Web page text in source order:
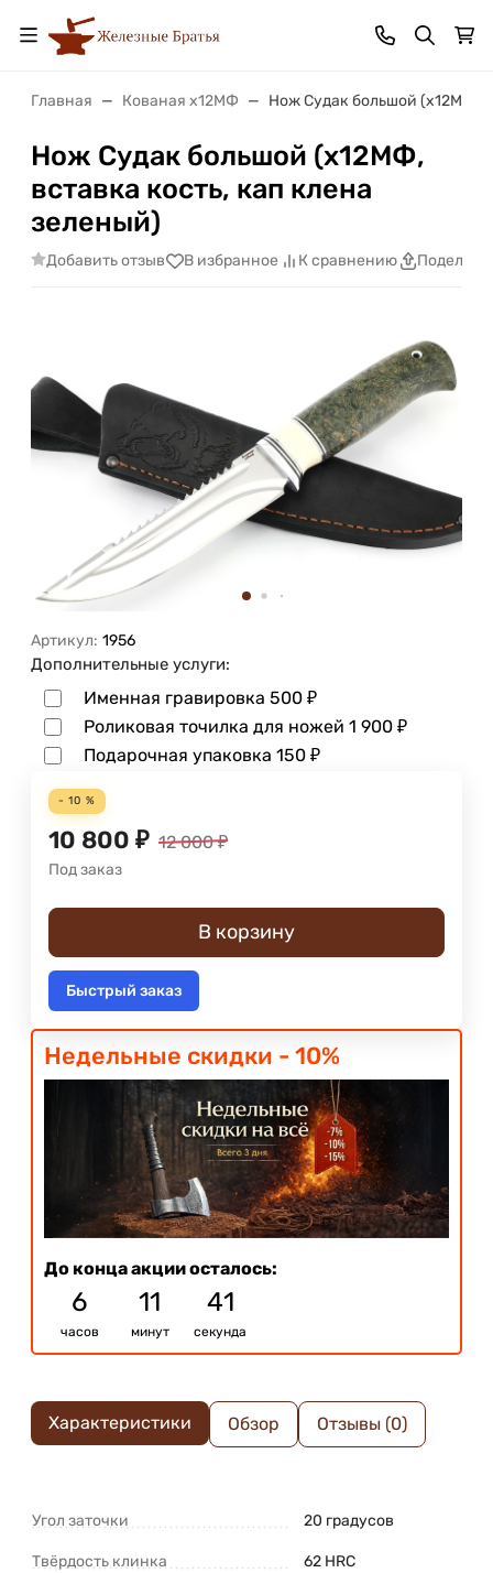
Главная Кованая х12МФ Нож Судак большой (х12МФ,
Нож Судак большой (х12МФ,
вставка кость, кап клена
зеленый)
Добавить отзыв В избранное К сравнению
Артикул: 1956
Дополнительные услуги:
Именная гравировка 500 ₽
Роликовая точилка для ножей 1 900 ₽
Подарочная упаковка 150 ₽
- 10 %
10 800 ₽ 12 000 ₽
Под заказ
В корзину
Быстрый заказ
Недельные скидки - 10%
До конца акции осталось:
6
часов
11
минут
41
секунда
Характеристики Обзор Отзывы (0)
Угол заточки 20 градусов
Твёрдость клинка 62 HRC